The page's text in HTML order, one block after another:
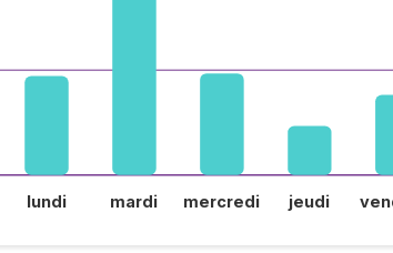
lundi mardi mercredi jeudi